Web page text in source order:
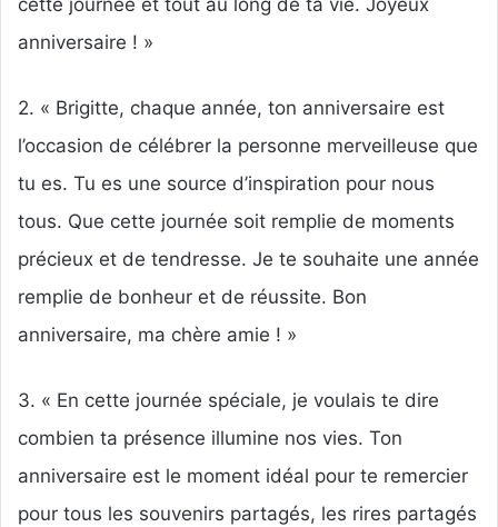
cette journée et tout au long de ta vie. Joyeux
anniversaire ! »
2. « Brigitte, chaque année, ton anniversaire est
l’occasion de célébrer la personne merveilleuse que
tu es. Tu es une source d’inspiration pour nous
tous. Que cette journée soit remplie de moments
précieux et de tendresse. Je te souhaite une année
remplie de bonheur et de réussite. Bon
anniversaire, ma chère amie ! »
3. « En cette journée spéciale, je voulais te dire
combien ta présence illumine nos vies. Ton
anniversaire est le moment idéal pour te remercier
pour tous les souvenirs partagés, les rires partagés